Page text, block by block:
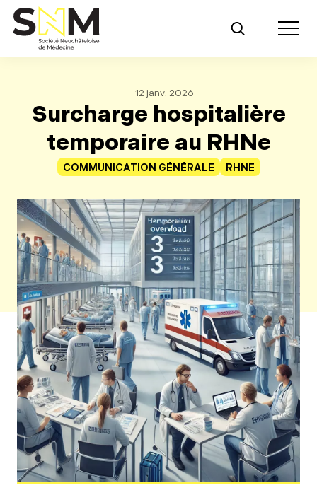
Retour au contenu principal
Toggle
12 janv. 2026
Surcharge hospitalière
temporaire au RHNe
COMMUNICATION GÉNÉRALE RHNE